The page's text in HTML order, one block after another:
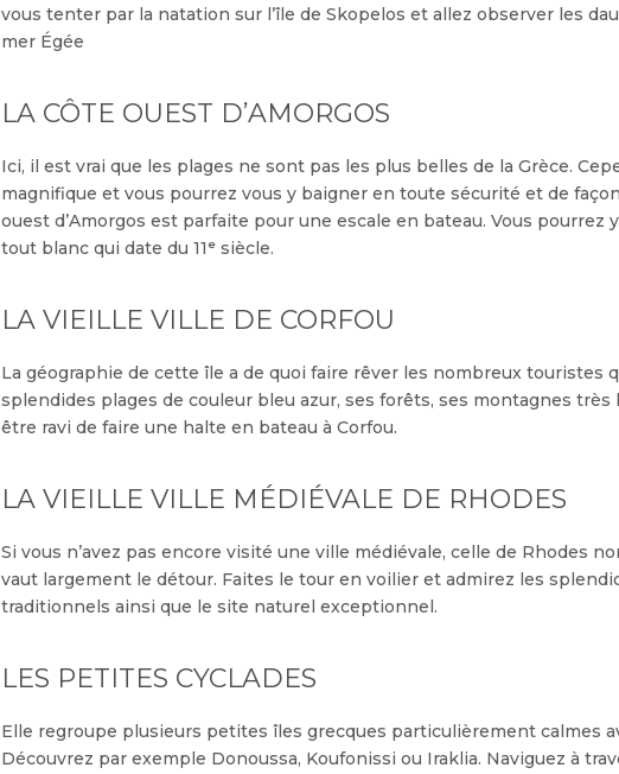
vous tenter par la natation sur l’île de Skopelos et allez observer les
mer Égée
LA CÔTE OUEST D’AMORGOS
Ici, il est vrai que les plages ne sont pas les plus belles de la Grèce.
magnifique et vous pourrez vous y baigner en toute sécurité et de
ouest d’Amorgos est parfaite pour une escale en bateau. Vous pourrez
tout blanc qui date du 11ᵉ siècle.
LA VIEILLE VILLE DE CORFOU
La géographie de cette île a de quoi faire rêver les nombreux touristes
splendides plages de couleur bleu azur, ses forêts, ses montagnes très
être ravi de faire une halte en bateau à Corfou.
LA VIEILLE VILLE MÉDIÉVALE DE RHODES
Si vous n’avez pas encore visité une ville médiévale, celle de Rhodes
vaut largement le détour. Faites le tour en voilier et admirez les
traditionnels ainsi que le site naturel exceptionnel.
LES PETITES CYCLADES
Elle regroupe plusieurs petites îles grecques particulièrement calmes
Découvrez par exemple Donoussa, Koufonissi ou Iraklia. Naviguez à